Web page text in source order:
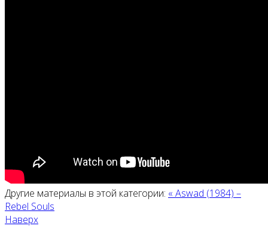
Другие материалы в этой категории: « Aswad (1984) –
Rebel Souls
Наверх